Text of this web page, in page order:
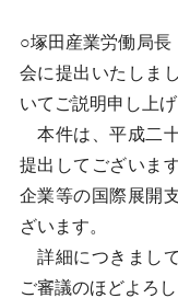
○塚田産業労働局
会に提出いたしま
いてご説明申し上げ
本件は、平成二
提出してございま
企業等の国際展開
ざいます。
詳細につきまし
ご審議のほどよろ